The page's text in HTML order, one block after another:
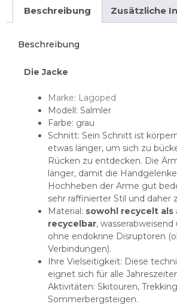
Beschreibung Zusätzliche
Beschreibung
Die Jacke
Marke: Lagoped
Modell: Salmler
Farbe: grau
Schnitt: Sein Schnitt ist
etwas länger, um sich zu
Rücken zu entdecken. Die
länger, damit die
Hochheben der Arme gut
sehr raffinierter Stil und daher
Material: sowohl recycelt als
recycelbar,
ohne endokrine Disruptoren
Verbindungen).
Ihre Vielseitigkeit: Diese
eignet sich für alle
Aktivitäten: Skitouren,
Sommerbergsteigen.